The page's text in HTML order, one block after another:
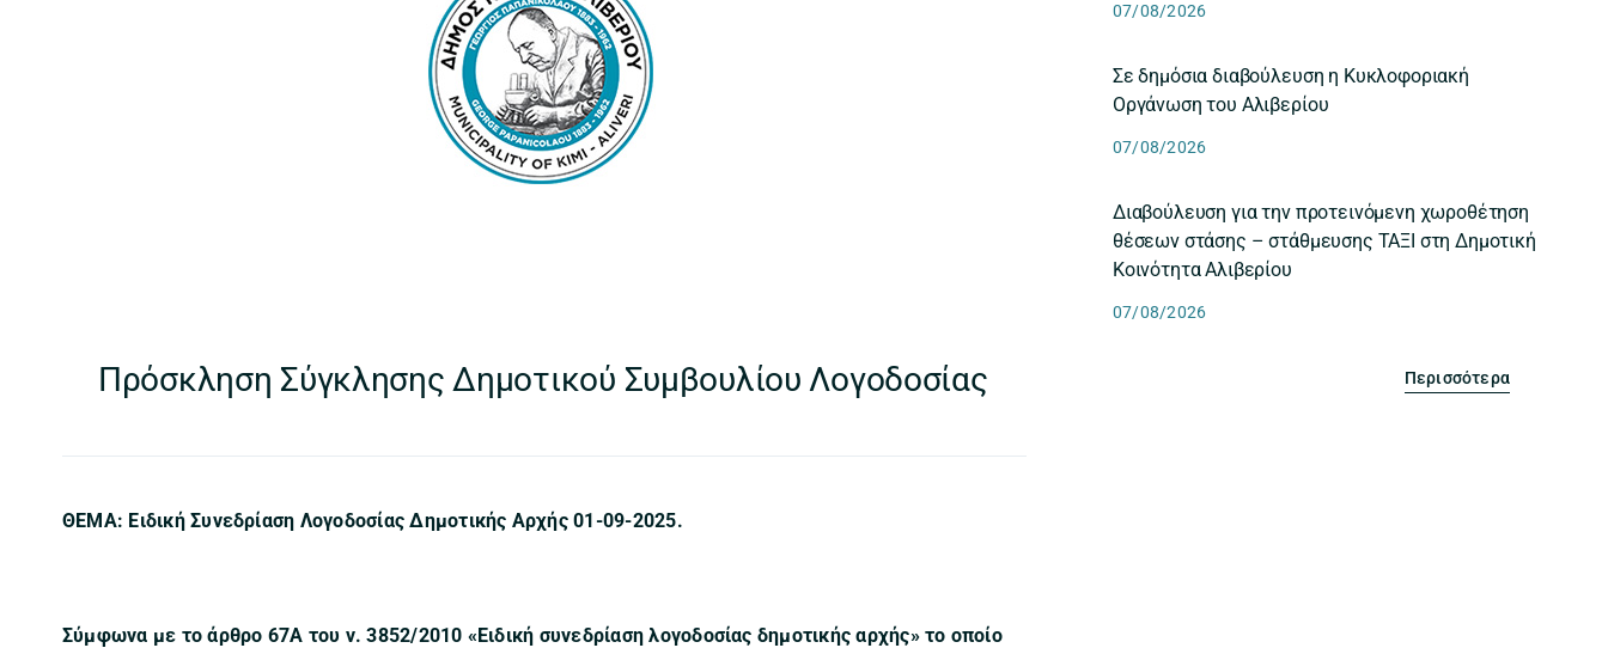
Πρόσκληση Σύγκλησης Δημοτικού Συμβουλίου Λογοδοσίας
ΘΕΜΑ: Ειδική Συνεδρίαση Λογοδοσίας Δημοτικής Αρχής 01-09-2025.
Σύμφωνα με το άρθρο 67Α του ν. 3852/2010 «Ειδική συνεδρίαση λογοδοσίας δημοτικής αρχής» το οποίο
07/08/2026
Σε δημόσια διαβούλευση η Κυκλοφοριακή
Οργάνωση του Αλιβερίου
07/08/2026
Διαβούλευση για την προτεινόμενη χωροθέτηση
θέσεων στάσης – στάθμευσης ΤΑΞΙ στη Δημοτική
Κοινότητα Αλιβερίου
07/08/2026
Περισσότερα